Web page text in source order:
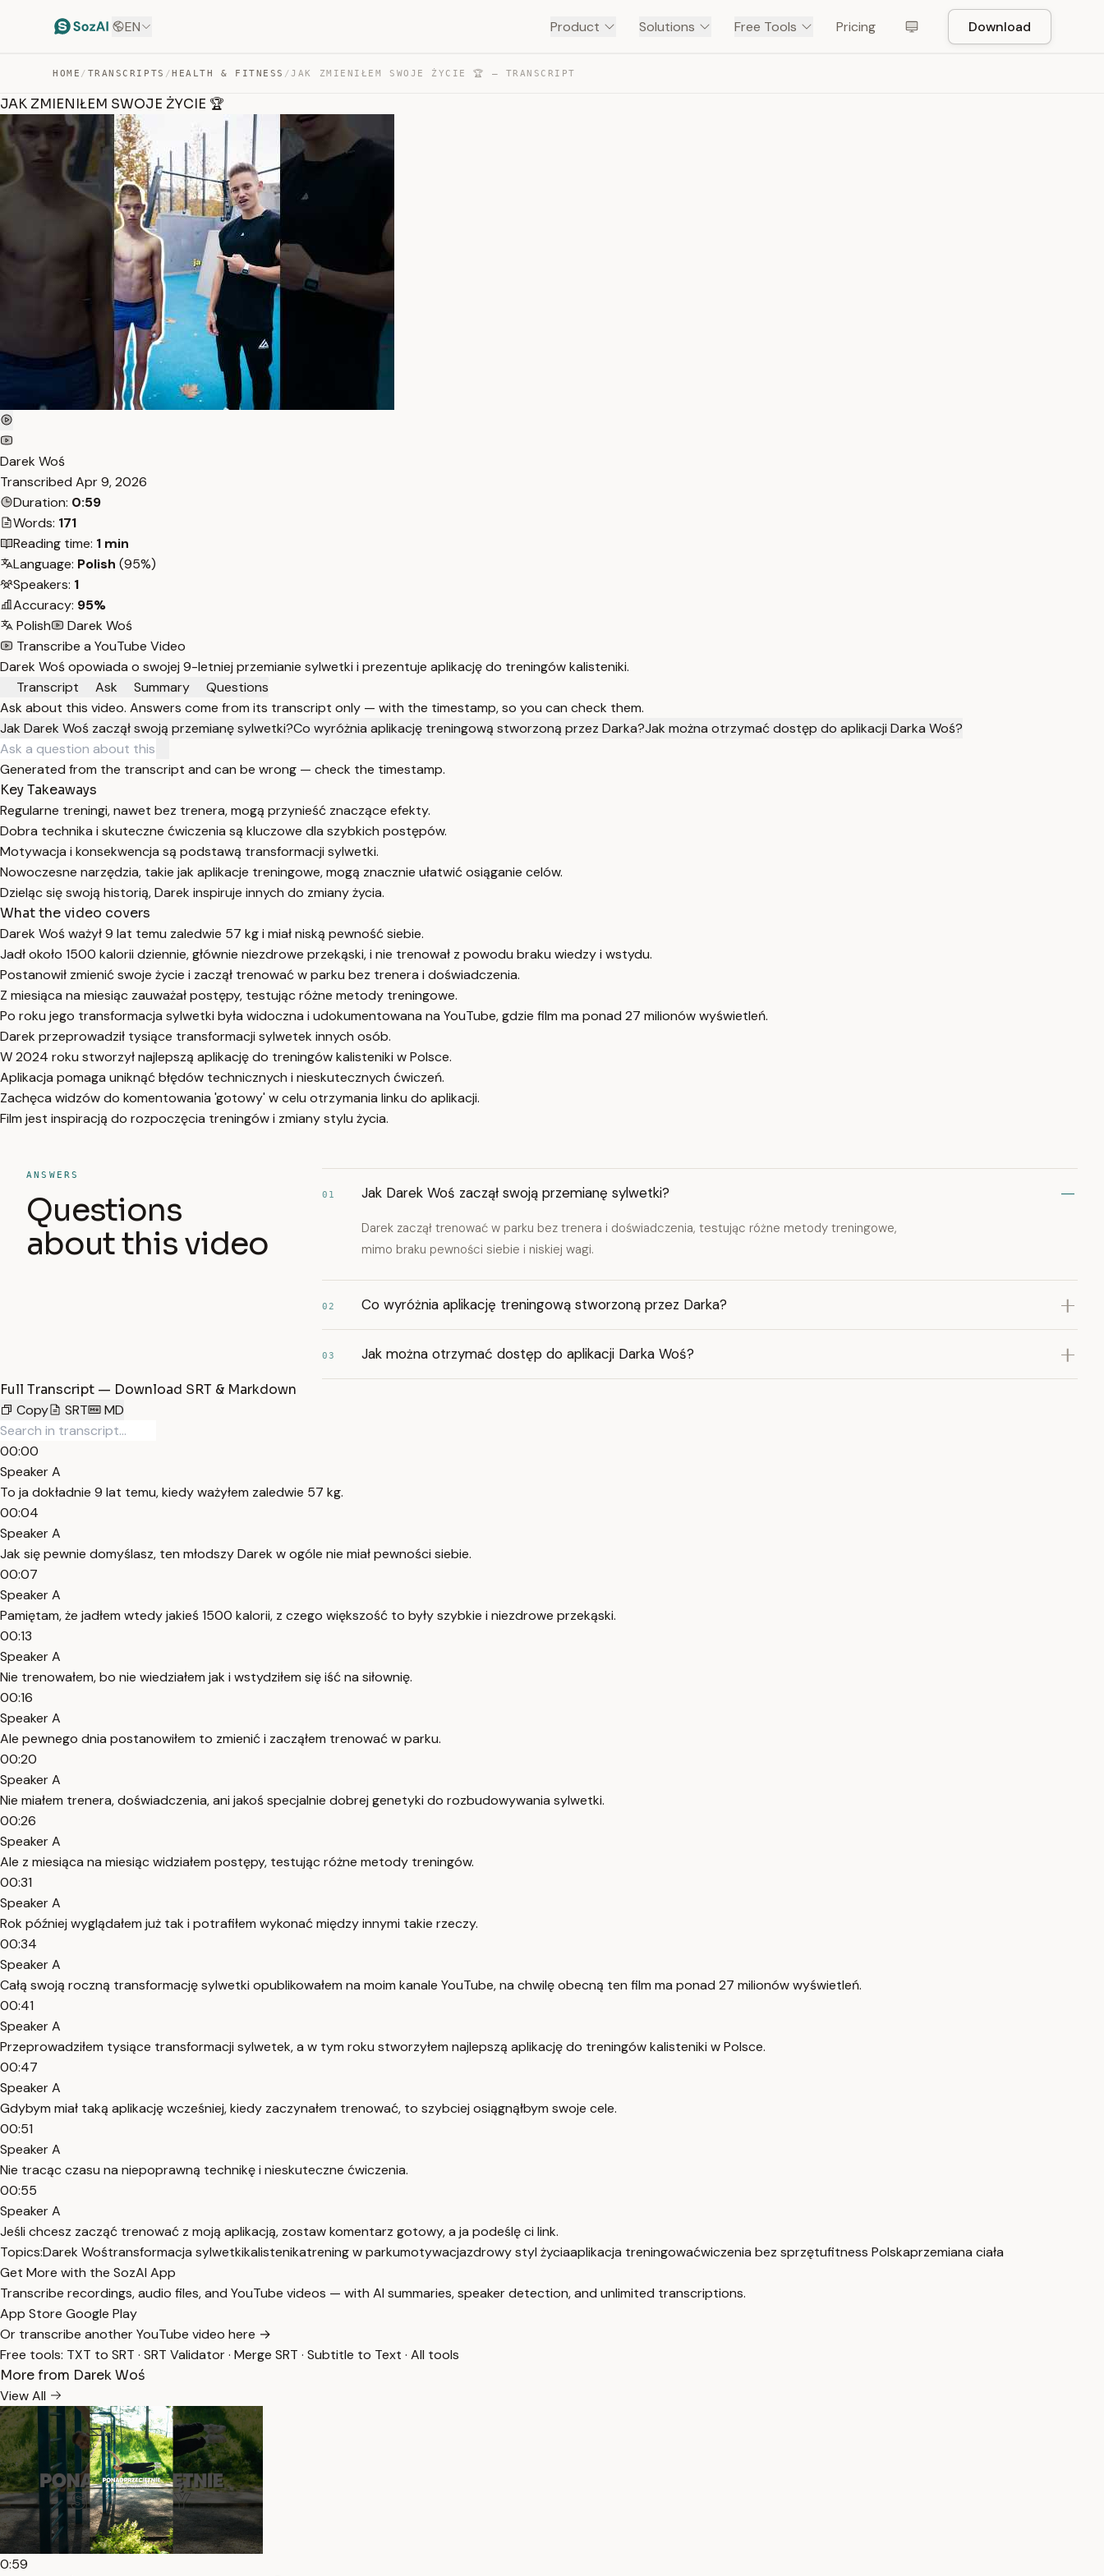
EN Product Solutions Free Tools Pricing Download
HOME / TRANSCRIPTS /HEALTH & FITNESS /JAK ZMIENIŁEM SWOJE ŻYCIE 🏆 — TRANSCRIPT
JAK ZMIENIŁEM SWOJE ŻYCIE 🏆
Darek Woś
Transcribed Apr 9, 2026
Duration: 0:59
Words: 171
Reading time: 1 min
Language: Polish (95%)
Speakers: 1
Accuracy: 95%
Polish
Darek Woś
Transcribe a YouTube Video
Darek Woś opowiada o swojej 9-letniej przemianie sylwetki i prezentuje aplikację do treningów kalisteniki.
Transcript
Ask Summary
Questions
Ask about this video. Answers come from its transcript only — with the timestamp, so you can check them.
Jak Darek Woś zaczął swoją przemianę sylwetki?Co wyróżnia aplikację treningową stworzoną przez Darka?Jak można otrzymać dostęp do aplikacji Darka Woś?
Generated from the transcript and can be wrong — check the timestamp.
Key Takeaways
Regularne treningi, nawet bez trenera, mogą przynieść znaczące efekty.
Dobra technika i skuteczne ćwiczenia są kluczowe dla szybkich postępów.
Motywacja i konsekwencja są podstawą transformacji sylwetki.
Nowoczesne narzędzia, takie jak aplikacje treningowe, mogą znacznie ułatwić osiąganie celów.
Dzieląc się swoją historią, Darek inspiruje innych do zmiany życia.
What the video covers
Darek Woś ważył 9 lat temu zaledwie 57 kg i miał niską pewność siebie.
Jadł około 1500 kalorii dziennie, głównie niezdrowe przekąski, i nie trenował z powodu braku wiedzy i wstydu.
Postanowił zmienić swoje życie i zaczął trenować w parku bez trenera i doświadczenia.
Z miesiąca na miesiąc zauważał postępy, testując różne metody treningowe.
Po roku jego transformacja sylwetki była widoczna i udokumentowana na YouTube, gdzie film ma ponad 27 milionów wyświetleń.
Darek przeprowadził tysiące transformacji sylwetek innych osób.
W 2024 roku stworzył najlepszą aplikację do treningów kalisteniki w Polsce.
Aplikacja pomaga uniknąć błędów technicznych i nieskutecznych ćwiczeń.
Zachęca widzów do komentowania 'gotowy' w celu otrzymania linku do aplikacji.
Film jest inspiracją do rozpoczęcia treningów i zmiany stylu życia.
ANSWERS
Questions
about this video
01 Jak Darek Woś zaczął swoją przemianę sylwetki?
Darek zaczął trenować w parku bez trenera i doświadczenia, testując różne metody treningowe,
mimo braku pewności siebie i niskiej wagi.
02 Co wyróżnia aplikację treningową stworzoną przez Darka?
03 Jak można otrzymać dostęp do aplikacji Darka Woś?
Full Transcript — Download SRT & Markdown
Copy
SRT MD
00:00
Speaker A
To ja dokładnie 9 lat temu, kiedy ważyłem zaledwie 57 kg.
00:04
Speaker A
Jak się pewnie domyślasz, ten młodszy Darek w ogóle nie miał pewności siebie.
00:07
Speaker A
Pamiętam, że jadłem wtedy jakieś 1500 kalorii, z czego większość to były szybkie i niezdrowe przekąski.
00:13
Speaker A
Nie trenowałem, bo nie wiedziałem jak i wstydziłem się iść na siłownię.
00:16
Speaker A
Ale pewnego dnia postanowiłem to zmienić i zacząłem trenować w parku.
00:20
Speaker A
Nie miałem trenera, doświadczenia, ani jakoś specjalnie dobrej genetyki do rozbudowywania sylwetki.
00:26
Speaker A
Ale z miesiąca na miesiąc widziałem postępy, testując różne metody treningów.
00:31
Speaker A
Rok później wyglądałem już tak i potrafiłem wykonać między innymi takie rzeczy.
00:34
Speaker A
Całą swoją roczną transformację sylwetki opublikowałem na moim kanale YouTube, na chwilę obecną ten film ma ponad 27 milionów wyświetleń.
00:41
Speaker A
Przeprowadziłem tysiące transformacji sylwetek, a w tym roku stworzyłem najlepszą aplikację do treningów kalisteniki w Polsce.
00:47
Speaker A
Gdybym miał taką aplikację wcześniej, kiedy zaczynałem trenować, to szybciej osiągnąłbym swoje cele.
00:51
Speaker A
Nie tracąc czasu na niepoprawną technikę i nieskuteczne ćwiczenia.
00:55
Speaker A
Jeśli chcesz zacząć trenować z moją aplikacją, zostaw komentarz gotowy, a ja podeślę ci link.
Topics:Darek Wośtransformacja sylwetkikalistenikatrening w parkumotywacjazdrowy styl życiaaplikacja treningowaćwiczenia bez sprzętufitness Polskaprzemiana ciała
Get More with the SozAI App
Transcribe recordings, audio files, and YouTube videos — with AI summaries, speaker detection, and unlimited transcriptions.
App Store Google Play
Or transcribe another YouTube video here →
Free tools: TXT to SRT · SRT Validator· Merge SRT · Subtitle to Text · All tools
More from Darek Woś
View All
0:59